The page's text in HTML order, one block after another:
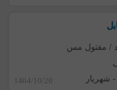
/ مفتول مس
- شهریار 1404/10/20